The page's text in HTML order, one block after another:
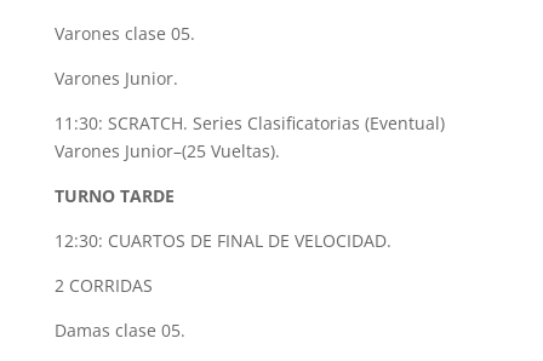
Varones clase 05.
Varones Junior.
11:30: SCRATCH. Series Clasificatorias (Eventual)
Varones Junior–(25 Vueltas).
TURNO TARDE
12:30: CUARTOS DE FINAL DE VELOCIDAD.
2 CORRIDAS
Damas clase 05.